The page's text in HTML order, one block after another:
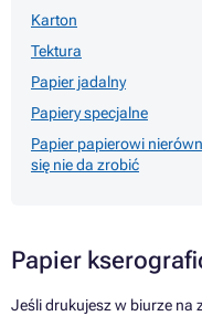
Karton
Tektura
Papier jadalny
Papiery specjalne
Papier papierowi
się nie da zrobić
Papier
Jeśli drukujesz w biurze na